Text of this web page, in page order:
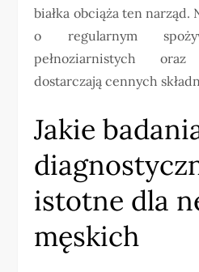
białka obciąża ten narząd.
o regularnym
pełnoziarnistych
dostarczają cennych
Jakie
istotne dla
męskich